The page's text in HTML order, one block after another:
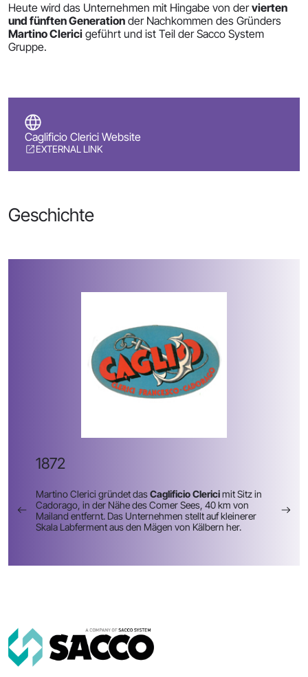
Heute wird das Unternehmen mit Hingabe von dervierten
und fünften Generation der Nachkommen des Gründers
Martino Clerici geführt und ist Teil der Sacco System
Gruppe.
Caglificio Clerici Website
EXTERNAL LINK
Geschichte
1872
Martino Clerici gründet dasCaglificio Clericimit Sitz in
Cadorago, in der Nähe des Comer Sees, 40 km von
Mailand entfernt. Das Unternehmen stellt auf kleinerer
Skala Labferment aus den Mägen von Kälbern her.